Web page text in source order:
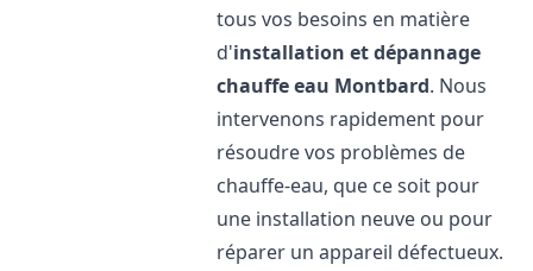
tous vos besoins en matière
d'installation et dépannage
chauffe eau Montbard. Nous
intervenons rapidement pour
résoudre vos problèmes de
chauffe-eau, que ce soit pour
une installation neuve ou pour
réparer un appareil défectueux.